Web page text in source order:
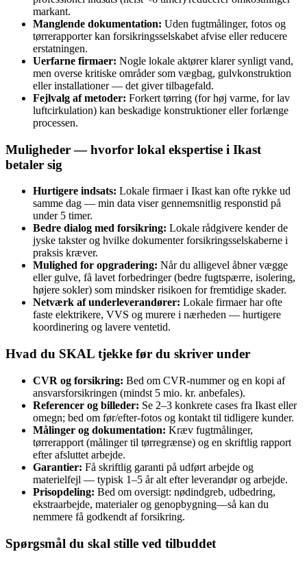
markant.
Manglende dokumentation: Uden fugtmålinger, fotos og
tørrerapporter kan forsikringsselskabet afvise eller reducere
erstatningen.
Uerfarne firmaer: Nogle lokale aktører klarer synligt vand,
men overse kritiske områder som vægbag, gulvkonstruktion
eller installationer — det giver tilbagefald.
Fejlvalg af metoder: Forkert tørring (for høj varme, for lav
luftcirkulation) kan beskadige konstruktioner eller forlænge
processen.
Muligheder — hvorfor lokal ekspertise i Ikast
betaler sig
Hurtigere indsats: Lokale firmaer i Ikast kan ofte rykke ud
samme dag — min data viser gennemsnitlig responstid på
under 5 timer.
Bedre dialog med forsikring: Lokale rådgivere kender de
jyske takster og hvilke dokumenter forsikringsselskaberne i
praksis kræver.
Mulighed for opgradering: Når du alligevel åbner vægge
eller gulve, få lavet forbedringer (bedre fugtspærre, isolering,
højere sokler) som mindsker risikoen for fremtidige skader.
Netværk af underleverandører: Lokale firmaer har ofte
faste elektrikere, VVS og murere i nærheden — hurtigere
koordinering og lavere ventetid.
Hvad du SKAL tjekke før du skriver under
CVR og forsikring: Bed om CVR-nummer og en kopi af
ansvarsforsikringen (mindst 5 mio. kr. anbefales).
Referencer og billeder: Se 2–3 konkrete cases fra Ikast eller
omegn; bed om før/efter‑fotos og kontakt til tidligere kunder.
Målinger og dokumentation: Kræv fugtmålinger,
tørrerapport (målinger til tørregrænse) og en skriftlig rapport
efter afsluttet arbejde.
Garantier: Få skriftlig garanti på udført arbejde og
materielfejl — typisk 1–5 år alt efter leverandør og arbejde.
Prisopdeling: Bed om oversigt: nødindgreb, udbedring,
ekstraarbejde, materialer og genopbygning—så kan du
nemmere få godkendt af forsikring.
Spørgsmål du skal stille ved tilbuddet